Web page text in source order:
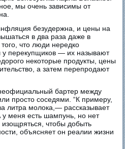
мы очень зависимы от
безудержна, и цены на
в два раза даже в
что люди нередко
у перекупщиков — их называют
некоторые продукты, цены
а затем перепродают
бартер между
просто соседями. “К примеру,
литра молока,— рассказывает
меня есть шампунь, но нет
чтобы добыть
объясняет он реалии жизни